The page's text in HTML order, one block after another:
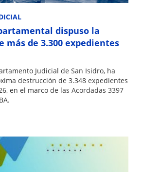
dispuso la
más de 3.300 expedientes
Judicial de San Isidro, ha
destrucción de 3.348 expedientes
en el marco de las Acordadas 3397